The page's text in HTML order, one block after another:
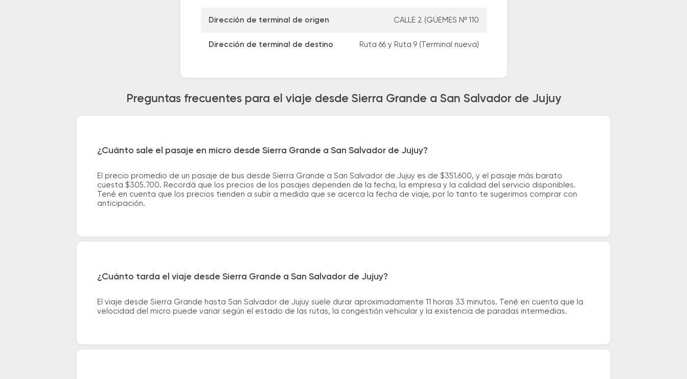
Dirección de terminal de origen CALLE 2 (GÜEMES Nº 110
Dirección de terminal de destino Ruta 66 y Ruta 9 (Terminal nueva)
Preguntas frecuentes para el viaje desde Sierra Grande a San Salvador de Jujuy
¿Cuánto sale el pasaje en micro desde Sierra Grande a San Salvador de Jujuy?
El precio promedio de un pasaje de bus desde Sierra Grande a San Salvador de Jujuy es de $351.600, y el pasaje más barato
cuesta $305.700. Recordá que los precios de los pasajes dependen de la fecha, la empresa y la calidad del servicio disponibles.
Tené en cuenta que los precios tienden a subir a medida que se acerca la fecha de viaje, por lo tanto te sugerimos comprar con
anticipación.
¿Cuánto tarda el viaje desde Sierra Grande a San Salvador de Jujuy?
El viaje desde Sierra Grande hasta San Salvador de Jujuy suele durar aproximadamente 11 horas 33 minutos. Tené en cuenta que la
velocidad del micro puede variar según el estado de las rutas, la congestión vehicular y la existencia de paradas intermedias.